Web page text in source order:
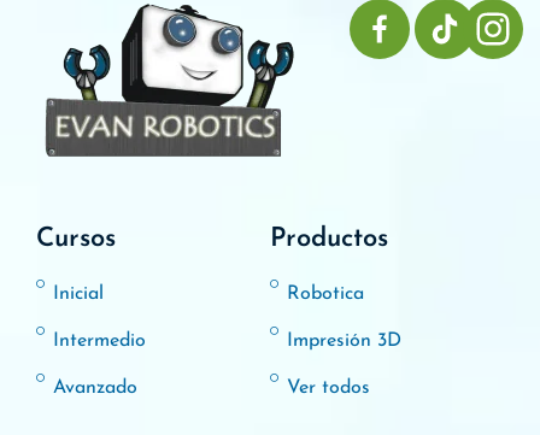
Cursos
Inicial
Intermedio
Avanzado
Productos
Robotica
Impresión 3D
Ver todos